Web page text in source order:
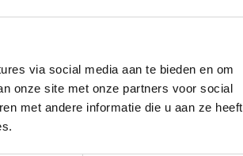
via social media aan te bieden en om
onze site met onze partners voor social
met andere informatie die u aan ze heeft